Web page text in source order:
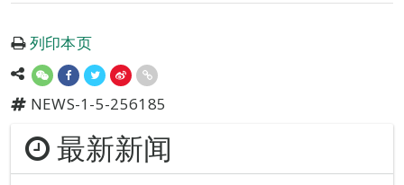
列印本页
NEWS-1-5-256185
最新新闻